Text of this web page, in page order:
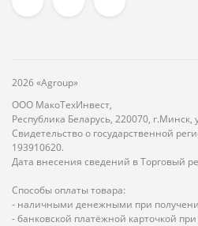
2026 «Agroup»
ООО МакоТехИнвест,
Республика Беларусь, 220070,
Свидетельство о государственной
193910620.
Дата внесения сведений в Торговый
Способы оплаты товара:
- наличными денежными при
- банковской платёжной карточкой